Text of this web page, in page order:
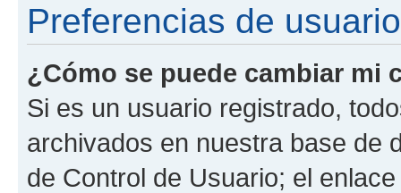
Preferencias de
¿Cómo se puede cambiar mi
Si es un usuario registrado,
archivados en nuestra base de
de Control de Usuario; el